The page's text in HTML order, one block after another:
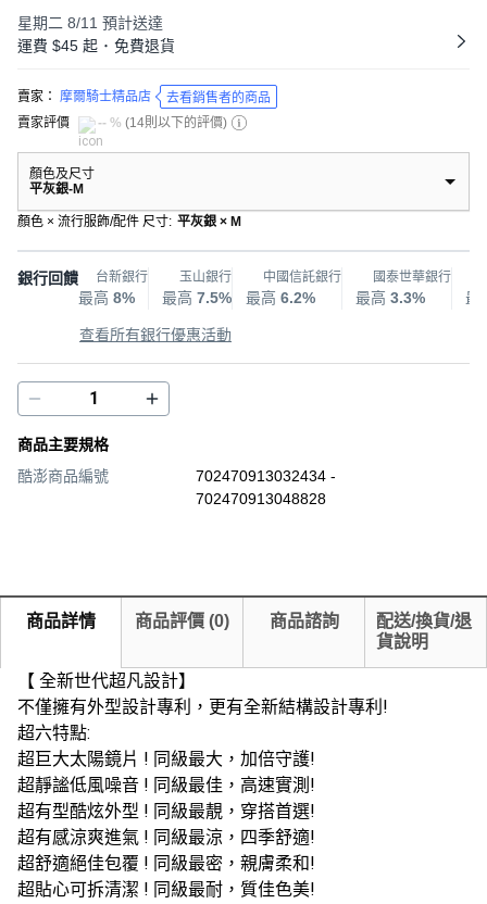
星期二 8/11 預計送達
運費 $45 起 ･ 免費退貨
賣家： 摩爾騎士精品店
去看銷售者的商品
賣家評價
-- % (14則以下的評價)
顏色及尺寸
平灰銀-M
顏色 × 流行服飾/配件 尺寸: 平灰銀 × M
銀行回饋 台新銀行
最高 8%
玉山銀行
最高 7.5%
中國信託銀行
最高 6.2%
國泰世華銀行
最高 3.3% 最
查看所有銀行優惠活動
商品主要規格
酷澎商品編號
702470913032434 -
702470913048828
商品詳情 商品評價 (0) 商品諮詢
配送/換貨/退
貨說明
【 全新世代超凡設計】
不僅擁有外型設計專利，更有全新結構設計專利!
超六特點:
超巨大太陽鏡片 ! 同級最大，加倍守護!
超靜謐低風噪音 ! 同級最佳，高速實測!
超有型酷炫外型 ! 同級最靚，穿搭首選!
超有感涼爽進氣 ! 同級最涼，四季舒適!
超舒適絕佳包覆 ! 同級最密，親膚柔和!
超貼心可拆清潔 ! 同級最耐，質佳色美!